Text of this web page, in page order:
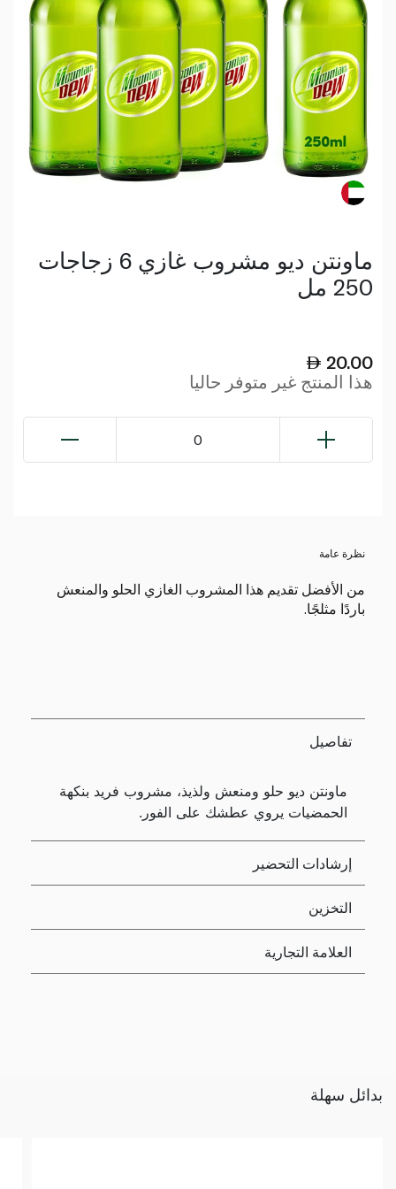
ماونتن ديو مشروب غازي 6 زجاجات
250 مل
20.00
هذا المنتج غير متوفر حاليا
0
نظرة عامة
من الأفضل تقديم هذا المشروب الغازي الحلو والمنعش
باردًا مثلجًا.
تفاصيل
ماونتن ديو حلو ومنعش ولذيذ، مشروب فريد بنكهة
الحمضيات يروي عطشك على الفور.
إرشادات التحضير
التخزين
العلامة التجارية
بدائل سهلة